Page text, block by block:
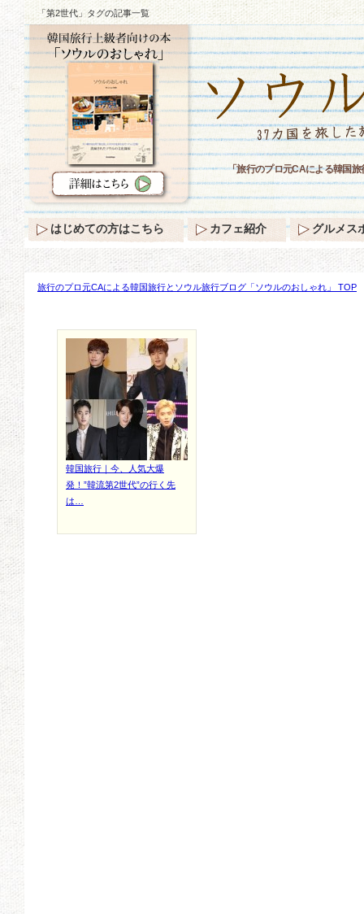
「第2世代」タグの記事一覧
旅行のプロ元CAによる韓国旅行とソウル旅行ブログ「ソウルのおしゃれ」 TOP
韓国旅行｜今、人気大爆
発！”韓流第2世代”の行く先
は…
「旅行のプロ元CAによる韓国
はじめての方はこちら カフェ紹介 グルメス